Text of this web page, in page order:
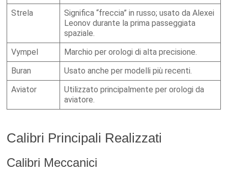
Strela
Significa “freccia” in russo; usato da Alexei
Leonov durante la prima passeggiata
spaziale.
Vympel
Marchio per orologi di alta precisione.
Buran
Usato anche per modelli più recenti.
Aviator
Utilizzato principalmente per orologi da
aviatore.
Calibri Principali Realizzati
Calibri Meccanici